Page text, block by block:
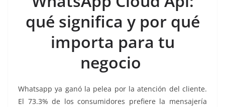
e
b
k
er l s
A
p
p
e
n
g
er
gr
a
m
p
ar
tir
qué significa y por qué
importa para tu
negocio
Whatsapp ya ganó la pelea por la atención del cliente.
El 73.3% de los consumidores prefiere la mensajería